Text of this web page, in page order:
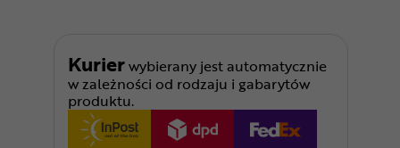
Kurierwybierany jest automatycznie
w zależności od rodzaju i gabarytów
produktu.